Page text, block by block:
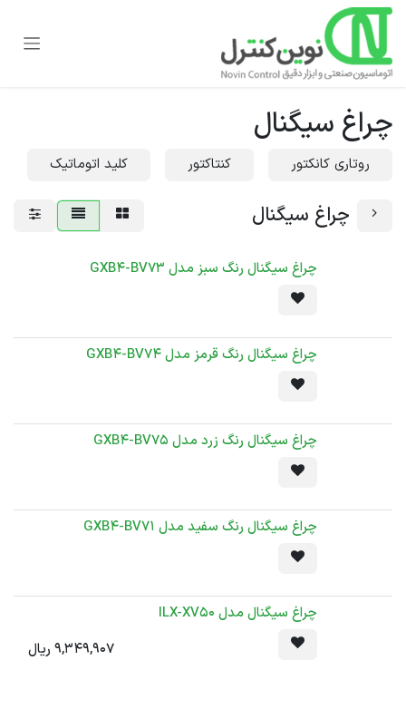
صرف نظر و مشاهده محتوا
چراغ سیگنال
روتاری کانکتور کنتاکتور کلید اتوماتیک
چراغ سیگنال
چراغ سیگنال رنگ سبز مدل GXB4-BV73
چراغ سیگنال رنگ قرمز مدل GXB4-BV74
چراغ سیگنال رنگ زرد مدل GXB4-BV75
چراغ سیگنال رنگ سفید مدل GXB4-BV71
چراغ سیگنال مدل ILX-XV50
9,349,907ریال